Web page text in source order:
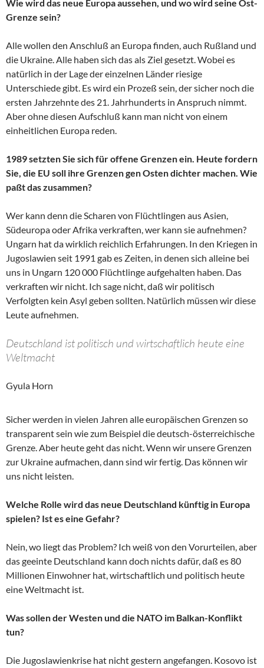
Wie wird das neue Europa aussehen, und wo wird seine Ost-
Grenze sein?
Alle wollen den Anschluß an Europa finden, auch Rußland und
die Ukraine. Alle haben sich das als Ziel gesetzt. Wobei es
natürlich in der Lage der einzelnen Länder riesige
Unterschiede gibt. Es wird ein Prozeß sein, der sicher noch die
ersten Jahrzehnte des 21. Jahrhunderts in Anspruch nimmt.
Aber ohne diesen Aufschluß kann man nicht von einem
einheitlichen Europa reden.
1989 setzten Sie sich für offene Grenzen ein. Heute fordern
Sie, die EU soll ihre Grenzen gen Osten dichter machen. Wie
paßt das zusammen?
Wer kann denn die Scharen von Flüchtlingen aus Asien,
Südeuropa oder Afrika verkraften, wer kann sie aufnehmen?
Ungarn hat da wirklich reichlich Erfahrungen. In den Kriegen in
Jugoslawien seit 1991 gab es Zeiten, in denen sich alleine bei
uns in Ungarn 120 000 Flüchtlinge aufgehalten haben. Das
verkraften wir nicht. Ich sage nicht, daß wir politisch
Verfolgten kein Asyl geben sollten. Natürlich müssen wir diese
Leute aufnehmen.
Deutschland ist politisch und wirtschaftlich heute eine
Weltmacht
Gyula Horn
Sicher werden in vielen Jahren alle europäischen Grenzen so
transparent sein wie zum Beispiel die deutsch-österreichische
Grenze. Aber heute geht das nicht. Wenn wir unsere Grenzen
zur Ukraine aufmachen, dann sind wir fertig. Das können wir
uns nicht leisten.
Welche Rolle wird das neue Deutschland künftig in Europa
spielen? Ist es eine Gefahr?
Nein, wo liegt das Problem? Ich weiß von den Vorurteilen, aber
das geeinte Deutschland kann doch nichts dafür, daß es 80
Millionen Einwohner hat, wirtschaftlich und politisch heute
eine Weltmacht ist.
Was sollen der Westen und die NATO im Balkan-Konflikt
tun?
Die Jugoslawienkrise hat nicht gestern angefangen. Kosovo ist